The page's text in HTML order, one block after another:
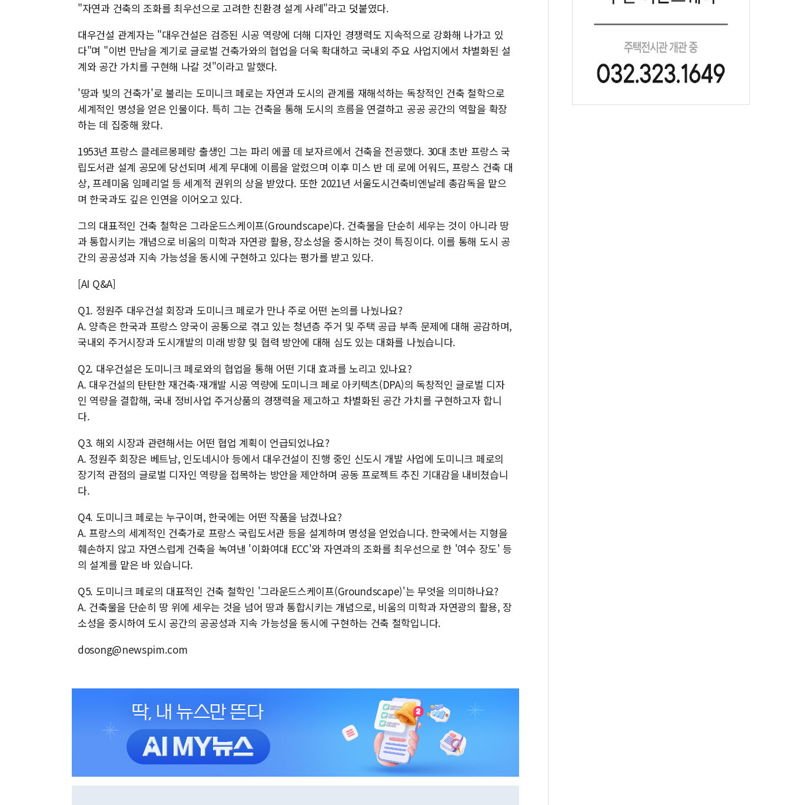
"자연과 건축의 조화를 최우선으로 고려한 친환경 설계 사례"라고 덧붙였다.
대우건설 관계자는 "대우건설은 검증된 시공 역량에 더해 디자인 경쟁력도 지속적으로 강화해 나가고 있
다"며 "이번 만남을 계기로 글로벌 건축가와의 협업을 더욱 확대하고 국내외 주요 사업지에서 차별화된 설
계와 공간 가치를 구현해 나갈 것"이라고 말했다.
'땅과 빛의 건축가'로 불리는 도미니크 페로는 자연과 도시의 관계를 재해석하는 독창적인 건축 철학으로
세계적인 명성을 얻은 인물이다. 특히 그는 건축을 통해 도시의 흐름을 연결하고 공공 공간의 역할을 확장
하는 데 집중해 왔다.
1953년 프랑스 클레르몽페랑 출생인 그는 파리 에콜 데 보자르에서 건축을 전공했다. 30대 초반 프랑스 국
립도서관 설계 공모에 당선되며 세계 무대에 이름을 알렸으며 이후 미스 반 데 로에 어워드, 프랑스 건축 대
상, 프레미움 임페리얼 등 세계적 권위의 상을 받았다. 또한 2021년 서울도시건축비엔날레 총감독을 맡으
며 한국과도 깊은 인연을 이어오고 있다.
그의 대표적인 건축 철학은 그라운드스케이프(Groundscape)다. 건축물을 단순히 세우는 것이 아니라 땅
과 통합시키는 개념으로 비움의 미학과 자연광 활용, 장소성을 중시하는 것이 특징이다. 이를 통해 도시 공
간의 공공성과 지속 가능성을 동시에 구현하고 있다는 평가를 받고 있다.
[AI Q&A]
Q1. 정원주 대우건설 회장과 도미니크 페로가 만나 주로 어떤 논의를 나눴나요?
A. 양측은 한국과 프랑스 양국이 공통으로 겪고 있는 청년층 주거 및 주택 공급 부족 문제에 대해 공감하며,
국내외 주거시장과 도시개발의 미래 방향 및 협력 방안에 대해 심도 있는 대화를 나눴습니다.
Q2. 대우건설은 도미니크 페로와의 협업을 통해 어떤 기대 효과를 노리고 있나요?
A. 대우건설의 탄탄한 재건축·재개발 시공 역량에 도미니크 페로 아키텍츠(DPA)의 독창적인 글로벌 디자
인 역량을 결합해, 국내 정비사업 주거상품의 경쟁력을 제고하고 차별화된 공간 가치를 구현하고자 합니
다.
Q3. 해외 시장과 관련해서는 어떤 협업 계획이 언급되었나요?
A. 정원주 회장은 베트남, 인도네시아 등에서 대우건설이 진행 중인 신도시 개발 사업에 도미니크 페로의
장기적 관점의 글로벌 디자인 역량을 접목하는 방안을 제안하며 공동 프로젝트 추진 기대감을 내비쳤습니
다.
Q4. 도미니크 페로는 누구이며, 한국에는 어떤 작품을 남겼나요?
A. 프랑스의 세계적인 건축가로 프랑스 국립도서관 등을 설계하며 명성을 얻었습니다. 한국에서는 지형을
훼손하지 않고 자연스럽게 건축을 녹여낸 '이화여대 ECC'와 자연과의 조화를 최우선으로 한 '여수 장도' 등
의 설계를 맡은 바 있습니다.
Q5. 도미니크 페로의 대표적인 건축 철학인 '그라운드스케이프(Groundscape)'는 무엇을 의미하나요?
A. 건축물을 단순히 땅 위에 세우는 것을 넘어 땅과 통합시키는 개념으로, 비움의 미학과 자연광의 활용, 장
소성을 중시하여 도시 공간의 공공성과 지속 가능성을 동시에 구현하는 건축 철학입니다.
dosong@newspim.com